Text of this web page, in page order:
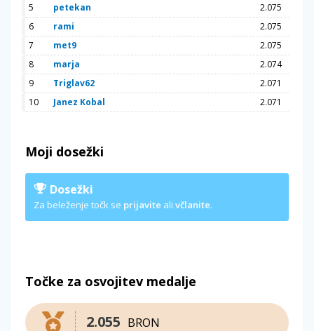
5
petekan
2.075
6
rami
2.075
7
met9
2.075
8
marja
2.074
9
Triglav62
2.071
10
Janez Kobal 2.071
Moji dosežki
Dosežki
Za beleženje točk se prijavite ali včlanite.
Točke za osvojitev medalje
BRON
2.055